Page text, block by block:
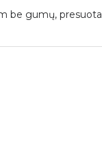
be gumų, presuota